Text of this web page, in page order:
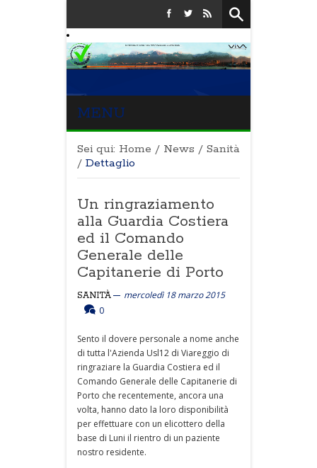
MENU
Sei qui: Home / News / Sanità
/ Dettaglio
Un ringraziamento
alla Guardia Costiera
ed il Comando
Generale delle
Capitanerie di Porto
SANITÀ
mercoledì 18 marzo 2015
0
Sento il dovere personale a nome anche
di tutta l'Azienda Usl12 di Viareggio di
ringraziare la Guardia Costiera ed il
Comando Generale delle Capitanerie di
Porto che recentemente, ancora una
volta, hanno dato la loro disponibilità
per effettuare con un elicottero della
base di Luni il rientro di un paziente
nostro residente.